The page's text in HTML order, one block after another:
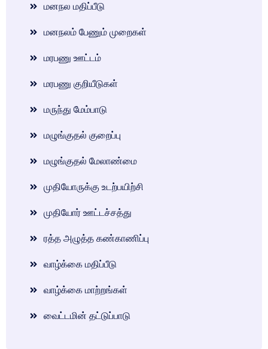
மனநல மதிப்பீடு
மனநலம் பேணும் முறைகள்
மரபணு ஊட்டம்
மரபணு குறியீடுகள்
மருந்து மேம்பாடு
மழுங்குதல் குறைப்பு
மழுங்குதல் மேலாண்மை
முதியோருக்கு உடற்பயிற்சி
முதியோர் ஊட்டச்சத்து
ரத்த அழுத்த கண்காணிப்பு
வாழ்க்கை மதிப்பீடு
வாழ்க்கை மாற்றங்கள்
வைட்டமின் தட்டுப்பாடு